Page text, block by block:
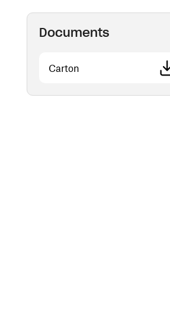
Documents
Carton (ouvre une nouvelle